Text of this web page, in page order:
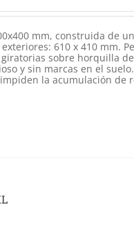
mm, construida de
610 x 410 mm.
giratorias sobre horquilla
y sin marcas en el
la acumulación de